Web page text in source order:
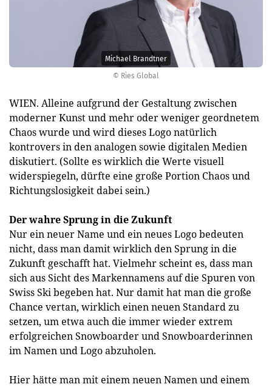
© Ries Global
Michael Brandtner
WIEN. Alleine aufgrund der Gestaltung zwischen
moderner Kunst und mehr oder weniger geordnetem
Chaos wurde und wird dieses Logo natürlich
kontrovers in den analogen sowie digitalen Medien
diskutiert. (Sollte es wirklich die Werte visuell
widerspiegeln, dürfte eine große Portion Chaos und
Richtungslosigkeit dabei sein.)
Der wahre Sprung in die Zukunft
Nur ein neuer Name und ein neues Logo bedeuten
nicht, dass man damit wirklich den Sprung in die
Zukunft geschafft hat. Vielmehr scheint es, dass man
sich aus Sicht des Markennamens auf die Spuren von
Swiss Ski begeben hat. Nur damit hat man die große
Chance vertan, wirklich einen neuen Standard zu
setzen, um etwa auch die immer wieder extrem
erfolgreichen Snowboarder und Snowboarderinnen
im Namen und Logo abzuholen.
Hier hätte man mit einem neuen Namen und einem